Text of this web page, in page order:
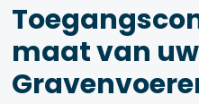
maat van